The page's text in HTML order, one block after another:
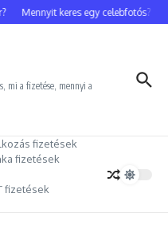
Mennyit keres egy celebfotós?
mi a fizetése, mennyi a
fizetések
fizetések
fizetések